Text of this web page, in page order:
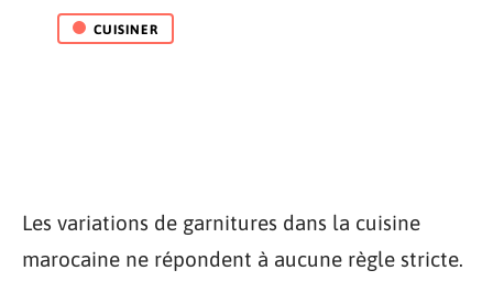
CUISINER
Les variations de garnitures dans la cuisine
marocaine ne répondent à aucune règle stricte.